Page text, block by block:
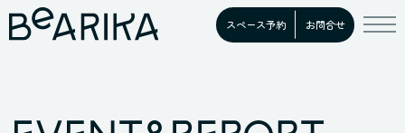
スペース予約 お問合せ